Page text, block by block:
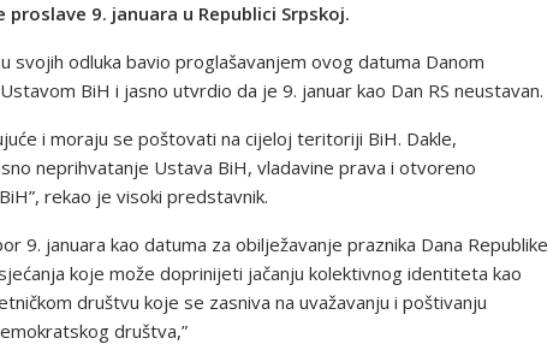
9. januara u Republici Srpskoj.
odluka bavio proglašavanjem ovog datuma Danom
BiH i jasno utvrdio da je 9. januar kao Dan RS neustavan.
i moraju se poštovati na cijeloj teritoriji BiH. Dakle,
neprihvatanje Ustava BiH, vladavine prava i otvoreno
rekao je visoki predstavnik.
9. januara kao datuma za obilježavanje praznika Dana Republike
koje može doprinijeti jačanju kolektivnog identiteta kao
društvu koje se zasniva na uvažavanju i poštivanju
društva,”